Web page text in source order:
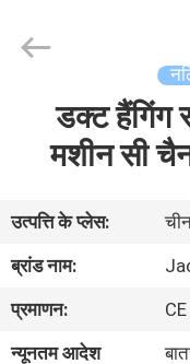
हमारे
बारे
MACHINERY
डक्ट हैंगिंग
मशीन सी
उत्पत्ति के प्लेस:
ब्रांड नाम:
प्रमाणन:
न्यूनतम आदेश